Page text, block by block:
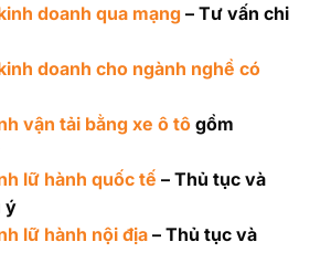
doanh qua mạng – Tư vấn chi
doanh cho ngành nghề có
vận tải bằng xe ô tô gồm
lữ hành quốc tế – Thủ tục và
ý
lữ hành nội địa – Thủ tục và